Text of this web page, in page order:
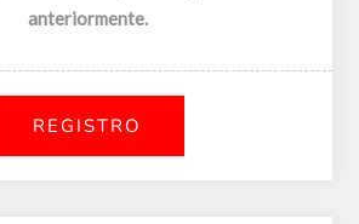
anteriormente.